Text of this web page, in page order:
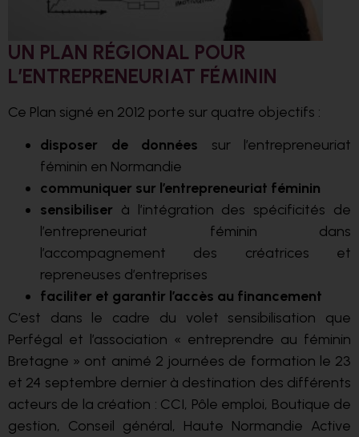
UN PLAN RÉGIONAL POUR
L’ENTREPRENEURIAT FÉMININ
Ce Plan signé en 2012 porte sur quatre objectifs :
disposer de données sur l’entrepreneuriat
féminin en Normandie
communiquer sur l’entrepreneuriat féminin
sensibiliser à l’intégration des spécificités de
l’entrepreneuriat féminin dans
l’accompagnement des créatrices et
repreneuses d’entreprises
faciliter et garantir l’accès au financement
C’est dans le cadre du volet sensibilisation que
Perfégal et l’association « entreprendre au féminin
Bretagne » ont animé 2 journées de formation le 23
et 24 septembre dernier à destination des différents
acteurs de la création : CCI, Pôle emploi, Boutique de
gestion, Conseil général, Haute Normandie Active